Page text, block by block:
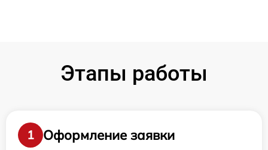
Этапы работы
1
Оформление заявки